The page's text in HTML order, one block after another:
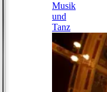
Musik
und
Tanz